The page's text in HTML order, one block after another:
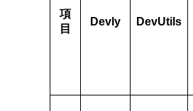
項
目
Devly DevUtils